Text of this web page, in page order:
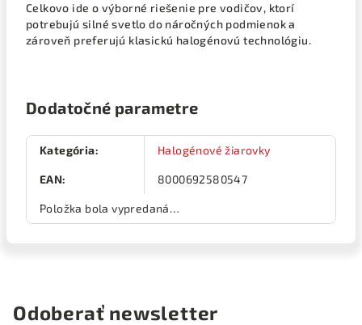
Celkovo ide o výborné riešenie pre vodičov, ktorí
potrebujú silné svetlo do náročných podmienok a
zároveň preferujú klasickú halogénovú technológiu.
Dodatočné parametre
Kategória: Halogénové žiarovky
EAN: 8000692580547
Položka bola vypredaná…
Odoberať newsletter